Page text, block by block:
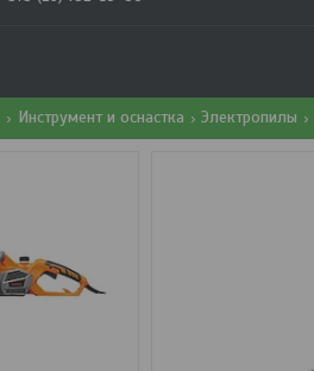
Инструмент и оснастка Электропилы